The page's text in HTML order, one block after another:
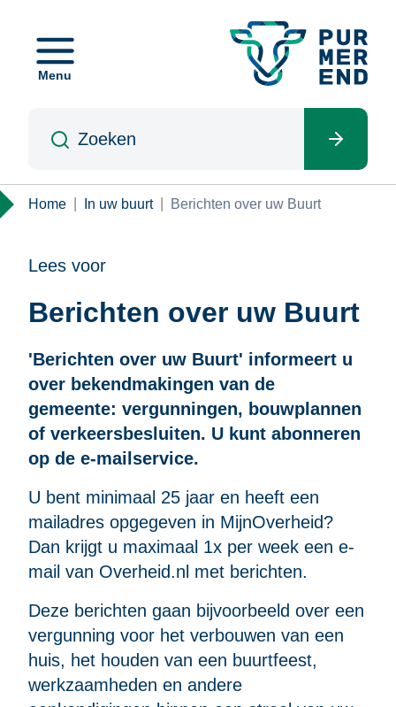
naarMenu
Kruimelpad
Home In uw buurt Berichten over uw Buurt
Lees voor
Berichten over uw Buurt
'Berichten over uw Buurt' informeert u
over bekendmakingen van de
gemeente: vergunningen, bouwplannen
of verkeersbesluiten. U kunt abonneren
op de e-mailservice.
U bent minimaal 25 jaar en heeft een
mailadres opgegeven in MijnOverheid?
Dan krijgt u maximaal 1x per week een e-
mail van Overheid.nl met berichten.
Deze berichten gaan bijvoorbeeld over een
vergunning voor het verbouwen van een
huis, het houden van een buurtfeest,
werkzaamheden en andere